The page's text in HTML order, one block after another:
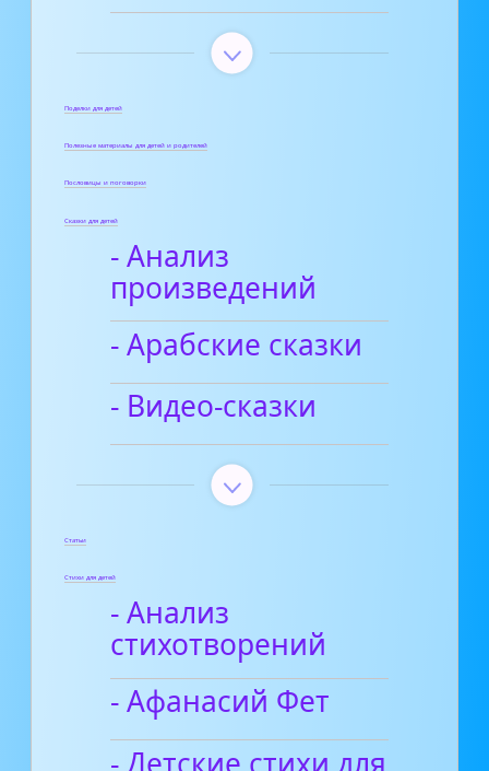
Поделки для детей
Полезные материалы для детей и родителей
Пословицы и поговорки
Сказки для детей
- Анализ
произведений
- Арабские сказки
- Видео-сказки
Статьи
Стихи для детей
- Анализ
стихотворений
- Афанасий Фет
- Детские стихи для